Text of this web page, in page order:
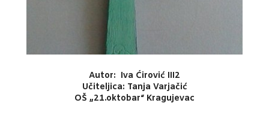
Autor: Iva Ćirović III2
Učiteljica: Tanja Varjačić
OŠ „21.oktobar“ Kragujevac